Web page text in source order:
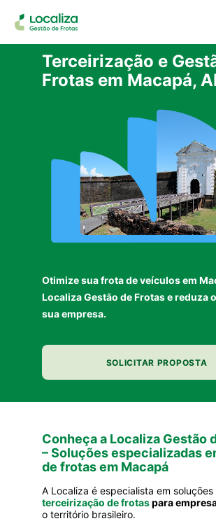
Terceirização e
Frotas em Macapá,
Otimize sua frota de veículos em
Localiza Gestão de Frotas e reduza
sua empresa.
SOLICITAR PROPOSTA
Conheça a Localiza Gestão
– Soluções especializadas
de frotas em Macapá
A Localiza é especialista em soluções
terceirização de frotaspara
o território brasileiro.